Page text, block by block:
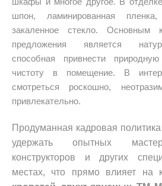
шпон, ламинированная
закаленное стекло. Основным
предложения является
способная привнести
чистоту в помещение. В
смотреться роскошно,
привлекательно.
Продуманная кадровая
удержать опытных
конструкторов и других
местах, что прямо влияет на